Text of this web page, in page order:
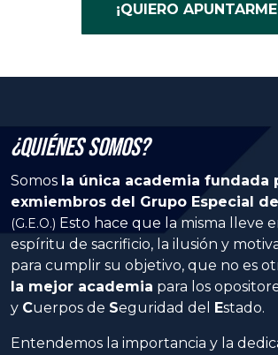
¡QUIERO
¿Quiénes Somos?
Somos la única academia fundada
exmiembros del Grupo Especial
(G.E.O.) Esto hace que la misma lleve
espíritu de sacrificio, la ilusión y
para cumplir su objetivo, que no es
la mejor academia para los
y
Cuerpos de Seguridad del Estado.
Entendemos la importancia y la